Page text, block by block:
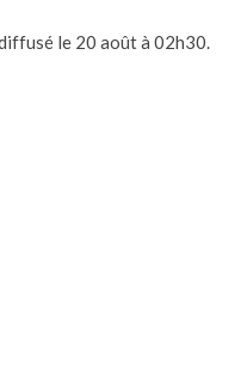
le 20 août à 02h30.